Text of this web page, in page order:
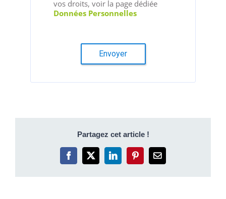
vos droits, voir la page dédiée
Données Personnelles
Envoyer
Partagez cet article !
Facebook
X LinkedInPinterestEmail